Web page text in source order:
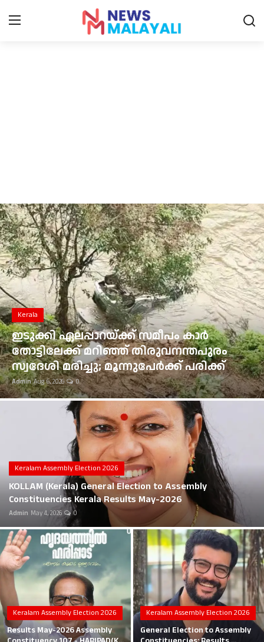
Entertainment
Sports
Food
Gulf News
Loksabha Election 2024
Technology
Health
Jobs Mall
Career
Education
Business
Local News
Earn Money
Tutorials
Malayalam
Kerala
ഭൂമി തരംമാറ്റ അപേക്ഷ: കോടതി
ഉത്തരവുകൾ ആവർത്തിച്ച് ലംഘിച്ച
മൂവാറ്റുപുഴ ആർഡിഒയ്ക്ക് 25,000 രൂപ
പിഴ
Admin Aug 6, 2026 0
Keralam Assembly Election 2026
KOLLAM (Kerala) General Election to Assembly
Constituencies Kerala Results May-2026
Admin May 4, 2026 0
Keralam Assembly Election 2026
Results May-2026 Assembly
Keralam Assembly Election 2026
General Election to Assembly